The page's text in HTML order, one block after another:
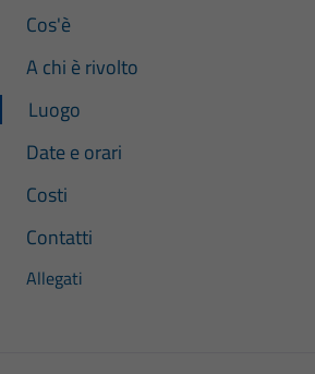
Cos'è
A chi è rivolto
Luogo
Date e orari
Costi
Contatti
Allegati